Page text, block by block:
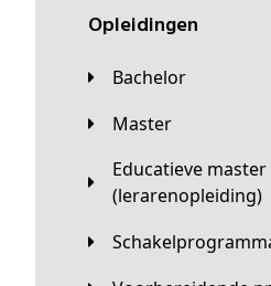
Opleidingen
Bachelor
Master
Educatieve master
(lerarenopleiding)